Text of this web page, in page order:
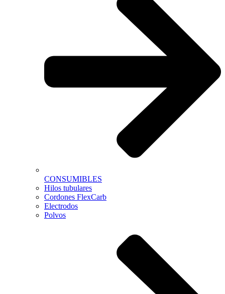
CONSUMIBLES
Hilos tubulares
Cordones FlexCarb
Electrodos
Polvos